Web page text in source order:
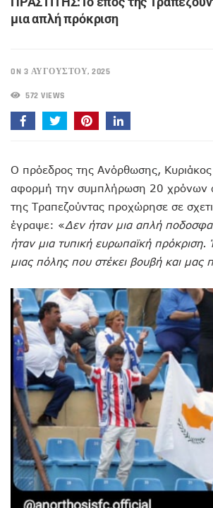
μια απλή πρόκριση
ON 3 ΑΥΓΟΎΣΤΟΥ, 2025
572 VIEWS
Ο πρόεδρος της Ανόρθωσης, Κυριάκος
αφορμή την συμπλήρωση 20 χρόνων
της Τραπεζούντας προχώρησε σε
έγραψε: «Δεν ήταν μια απλή
ήταν μια τυπική ευρωπαϊκή πρόκριση.
μιας πόλης που στέκει βουβή και μας